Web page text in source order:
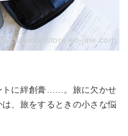
sakidoristore.en-jine.com
トに絆創膏……。旅に欠かせ
、旅をするときの小さな悩